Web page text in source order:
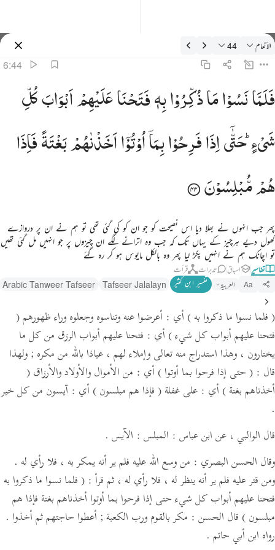
تفسیر: الأنعام 6:44
الأنعام 44
6:44
فلما نسوا ما ذكروا به فتحنا عليهم ابواب كل شيء حتى اذا فرحوا بما اوتوا اخذناهم بغتة فاذا هم مبلسون ٤٤
فَلَمَّا نَسُوا۟ مَا ذُكِّرُوا۟ بِهِۦ فَتَحْنَا عَلَيْهِمْ أَبْوَٰبَ كُلِّ شَىْءٍ حَتَّىٰٓ إِذَا فَرِحُوا۟ بِمَآ أُوتُوٓا۟ أَخَذْنَـٰهُم بَغْتَةًۭ
فَلَمَّانَسُوْامَاذُكِّرُوْابِهٖفَتَحْنَاعَلَیْهِمْاَبْوَابَكُلِّ
شَیْءٍ ؕحَتّٰۤیاِذَافَرِحُوْابِمَاۤاُوْتُوْۤااَخَذْنٰهُمْبَغْتَةًفَاِذَا
هُمْمُّبْلِسُوْنَ
پھر جب انہوں نے بھلا دیا اس نصیحت کو جو ان کو کی گئی تھی تو ہم نے ان پر دروازے
کھول دیے ہرچیز کے یہاں تک کہ جب وہ اترانے لگے ان چیزوں پر جو انہیں مل گئی تھیں
تو اچانک ہم نے انہیں پکڑ لیا پھر وہ بالکل مایوس ہو کر رہ گئے
تفاسیر اسباق تدبرات قرأت
Aa العربية تفسیر ابنِ کثیر Tafseer Jalalayn
Arabic Tanweer Tafseer
( فلما نسوا ما ذكروا به ) أي : أعرضوا عنه وتناسوه وجعلوه وراء ظهورهم(
فتحنا عليهم أبواب كل شيء ) أي : فتحنا عليهم أبواب الرزق من كل ما
يختارون ، وهذا استدراج منه تعالى وإملاء لهم ، عياذا بالله من مكره ; ولهذا
قال : ( حتى إذا فرحوا بما أوتوا ) أي : من الأموال والأولاد والأرزاق (
أخذناهم بغتة ) أي : على غفلة( فإذا هم مبلسون ) أي : آيسون من كل خير
.
قال الوالبي ، عن ابن عباس : المبلس : الآيس .
وقال الحسن البصري : من وسع الله عليه فلم ير أنه يمكر به ، فلا رأي له .
ومن قتر عليه فلم ير أنه ينظر له ، فلا رأي له ، ثم قرأ : ( فلما نسوا ما ذكروا به
فتحنا عليهم أبواب كل شيء حتى إذا فرحوا بما أوتوا أخذناهم بغتة فإذا هم
مبلسون ) قال الحسن : مكر بالقوم ورب الكعبة ; أعطوا حاجتهم ثم أخذوا .
رواه ابن أبي حاتم .